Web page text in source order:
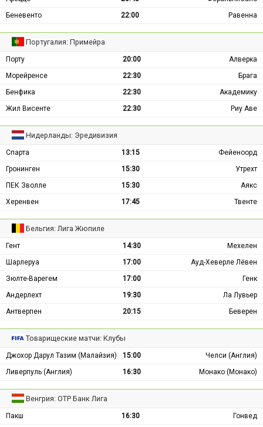
Беневенто
22:00 Равенна
Португалия: Примейра
Порту 20:00
Алверка
Морейренсе
22:30
Брага
Бенфика
22:30
Академику
Жил Висенте
22:30 Риу Аве
Нидерланды: Эредивизия
Спарта 13:15
Фейеноорд
Гронинген
15:30
Утрехт
ПЕК Зволле
15:30
Аякс
Херенвен
17:45 Твенте
Бельгия: Лига Жюпиле
Гент 14:30
Мехелен
Шарлеруа
17:00
Ауд-Хеверле Лёвен
Зюлте-Варегем
17:00
Генк
Андерлехт
19:30
Ла Лувьер
Антверпен
20:15 Беверен
Товарищеские матчи: Клубы
Джохор Дарул Тазим (Малайзия) 15:00
Челси (Англия)
Ливерпуль (Англия)
16:30 Монако (Монако)
Венгрия: ОТР Банк Лига
Пакш 16:30
Гонвед